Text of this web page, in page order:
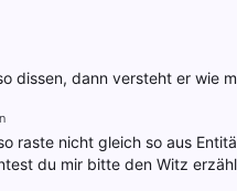
dissen, dann versteht er wie
raste nicht gleich so aus
du mir bitte den Witz